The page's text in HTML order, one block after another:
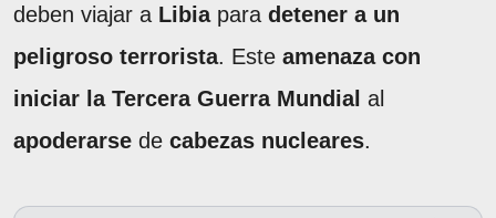
deben viajar a Libia para detener a un
peligroso terrorista. Este amenaza con
iniciar la Tercera Guerra Mundial al
apoderarse de cabezas nucleares.